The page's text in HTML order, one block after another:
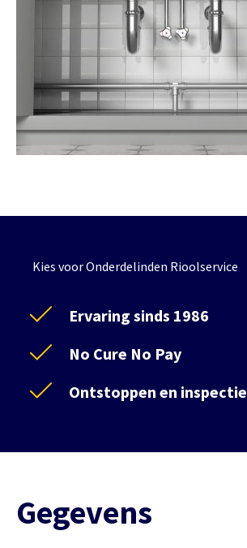
Kies voor Onderdelinden Rioolservice
Ervaring sinds 1986
No Cure No Pay
Ontstoppen en inspectie
Gegevens